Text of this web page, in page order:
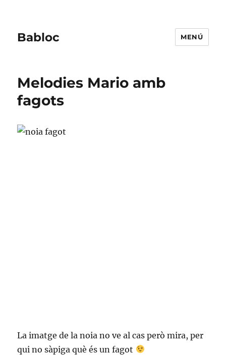
Babloc MENÚ
Melodies Mario amb
fagots
La imatge de la noia no ve al cas però mira, per
qui no sàpiga què és un fagot